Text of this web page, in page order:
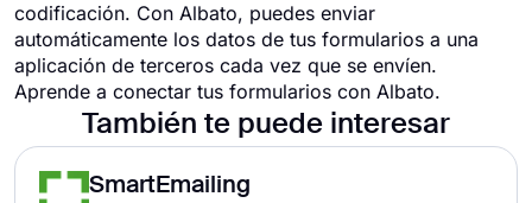
codificación. Con Albato, puedes enviar
automáticamente los datos de tus formularios a una
aplicación de terceros cada vez que se envíen.
Aprende a conectar tus formularios con Albato.
También te puede interesar
SmartEmailing